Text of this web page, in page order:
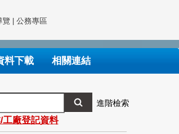
覽 | 公務專區
料下載 相關連結
進階檢索
工廠登記資料